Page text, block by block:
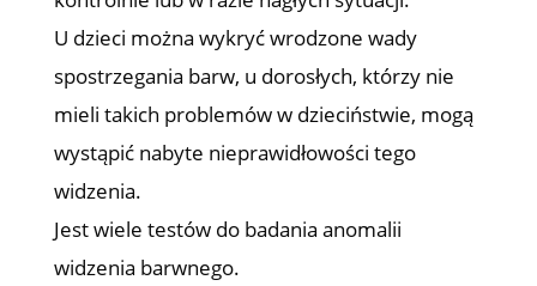
U dzieci można wykryć wrodzone wady
spostrzegania barw, u dorosłych, którzy nie
mieli takich problemów w dzieciństwie, mogą
wystąpić nabyte nieprawidłowości tego
widzenia.
Jest wiele testów do badania anomalii
widzenia barwnego.